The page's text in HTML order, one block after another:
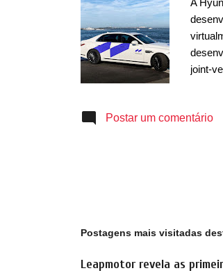
A
joint-
há
Postar um comentário
Postagens mais visitadas
Leapmotor revela as